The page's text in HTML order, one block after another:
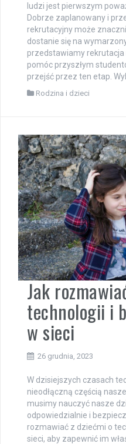
ludzi jest pierwszym
Dobrze zaplanowany i
rekrutacyjny może
dostanie się na
przedstawiamy rekrutacja
pomóc przyszłym
przejść przez ten etap.
Rodzina i dzieci
Jak
technologii i
w sieci
26 grudnia, 2023
W dzisiejszych czasach
nieodłączną częścią
musimy nauczyć nasze
odpowiedzialnie i
rozmawiać z dziećmi o
sieci, aby zapewnić im